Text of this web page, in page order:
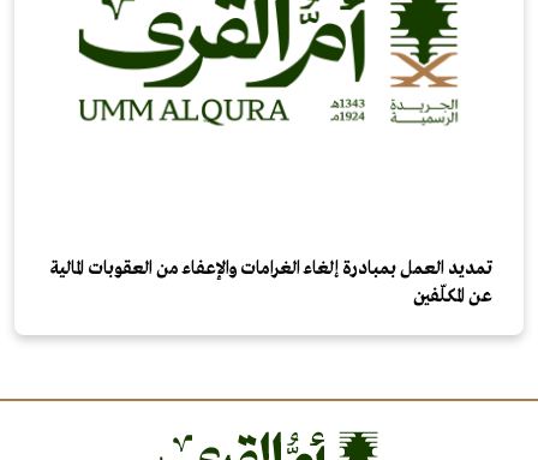
تمديد العمل بمبادرة إلغاء الغرامات والإعفاء من العقوبات المالية
عن المكلّفين